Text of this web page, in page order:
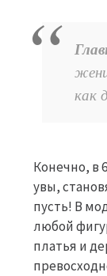
как
Конечно, в
увы,
пусть! В
любой
платья и